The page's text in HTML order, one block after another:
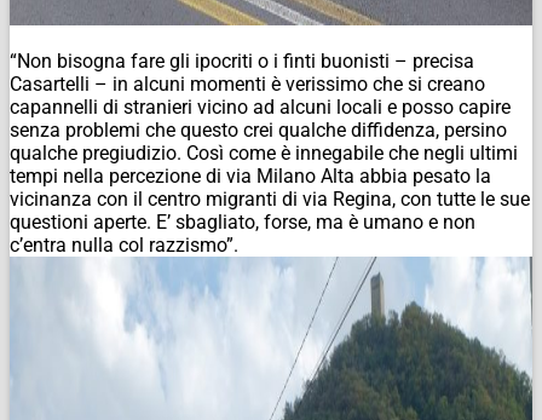
“Non bisogna fare gli ipocriti o i finti buonisti – precisa
Casartelli – in alcuni momenti è verissimo che si creano
capannelli di stranieri vicino ad alcuni locali e posso capire
senza problemi che questo crei qualche diffidenza, persino
qualche pregiudizio. Così come è innegabile che negli ultimi
tempi nella percezione di via Milano Alta abbia pesato la
vicinanza con il centro migranti di via Regina, con tutte le sue
questioni aperte. E’ sbagliato, forse, ma è umano e non
c’entra nulla col razzismo”.